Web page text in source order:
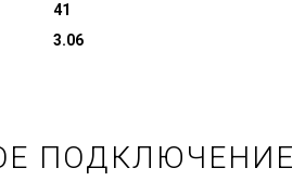
41
3.06